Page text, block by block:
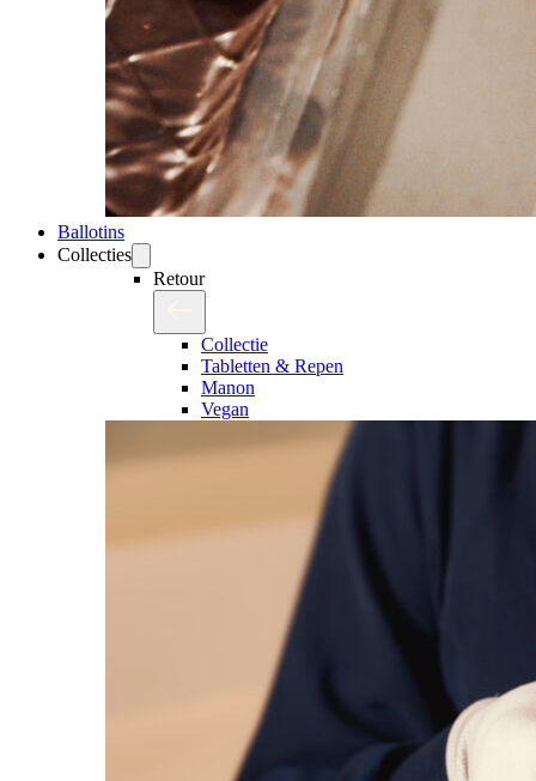
Ballotins
Collecties
Retour
Collectie
Tabletten & Repen
Manon
Vegan